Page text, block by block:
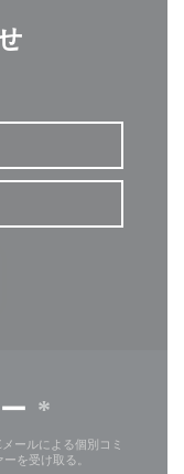
*
ールによる個別コミ
を受け取る。